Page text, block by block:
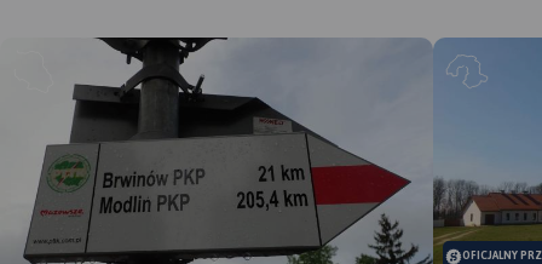
OFICJALNY